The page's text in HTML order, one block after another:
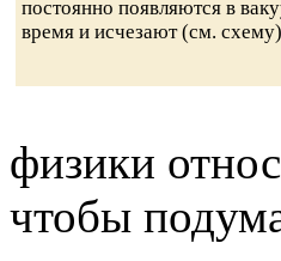
постоянно появляются в
время и исчезают (см.
физики
чтобы